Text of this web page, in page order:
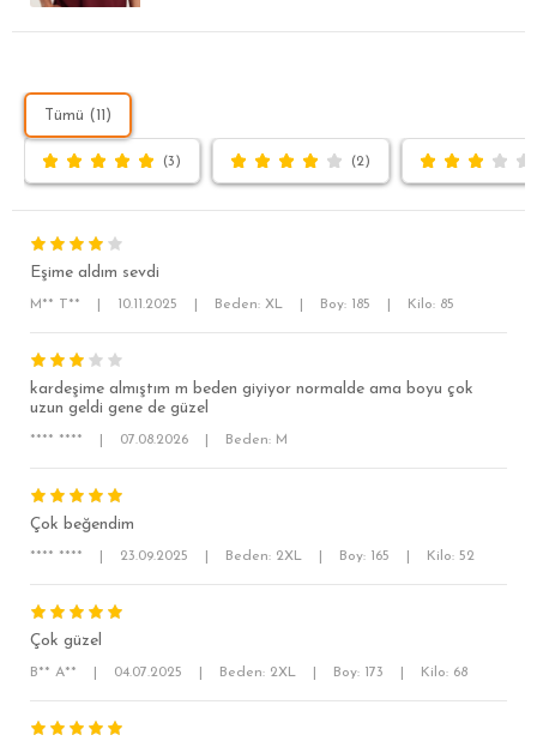
SÜPER SLİM FİT
MODERN SLİM FİT
Tümü (11)
(3) (2)
Eşime aldım sevdi
M** T** 10.11.2025 Beden: XL Boy: 185 Kilo: 85
kardeşime almıştım m beden giyiyor normalde ama boyu çok
uzun geldi gene de güzel
**** **** 07.08.2026 Beden: M
Çok beğendim
**** **** 23.09.2025 Beden: 2XL Boy: 165 Kilo: 52
Çok güzel
B** A** 04.07.2025 Beden: 2XL Boy: 173 Kilo: 68